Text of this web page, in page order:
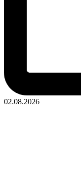
02.08.2026